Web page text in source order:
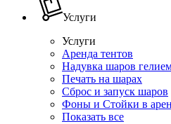
Услуги
Услуги
Аренда тентов
Надувка шаров
Печать на шарах
Сброс и запуск шаров
Фоны и Стойки в
Показать все